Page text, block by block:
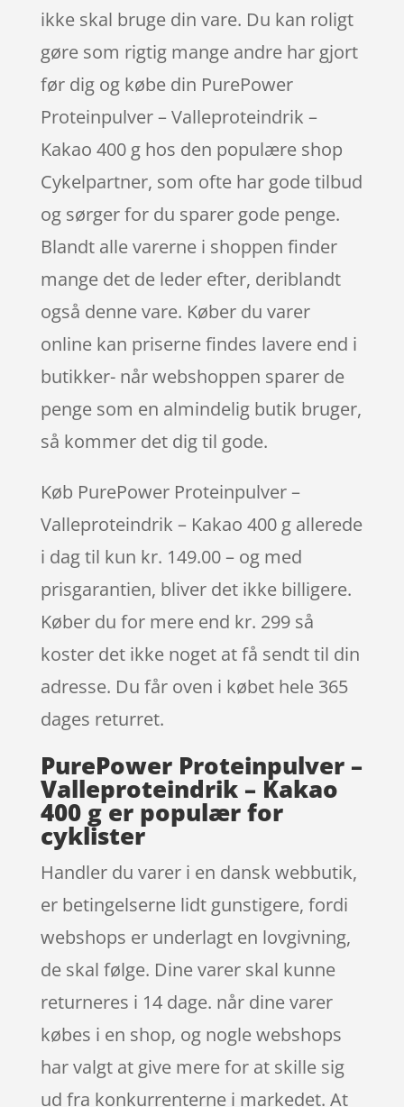
ikke skal bruge din vare. Du kan roligt
gøre som rigtig mange andre har gjort
før dig og købe din PurePower
Proteinpulver – Valleproteindrik –
Kakao 400 g hos den populære shop
Cykelpartner, som ofte har gode tilbud
og sørger for du sparer gode penge.
Blandt alle varerne i shoppen finder
mange det de leder efter, deriblandt
også denne vare. Køber du varer
online kan priserne findes lavere end i
butikker- når webshoppen sparer de
penge som en almindelig butik bruger,
så kommer det dig til gode.
Køb PurePower Proteinpulver –
Valleproteindrik – Kakao 400 g allerede
i dag til kun kr. 149.00 – og med
prisgarantien, bliver det ikke billigere.
Køber du for mere end kr. 299 så
koster det ikke noget at få sendt til din
adresse. Du får oven i købet hele 365
dages returret.
PurePower Proteinpulver –
Valleproteindrik – Kakao
400 g er populær for
cyklister
Handler du varer i en dansk webbutik,
er betingelserne lidt gunstigere, fordi
webshops er underlagt en lovgivning,
de skal følge. Dine varer skal kunne
returneres i 14 dage. når dine varer
købes i en shop, og nogle webshops
har valgt at give mere for at skille sig
ud fra konkurrenterne i markedet. At